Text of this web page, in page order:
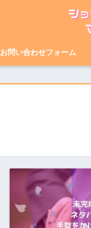
お問い合わせフォーム